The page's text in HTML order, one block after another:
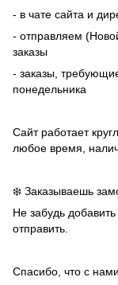
- в чате сайта и
- отправляем
заказы
- заказы,
понедельника
Сайт работает
любое время,
❄️ Заказываешь
Не забудь добавить
отправить.
Спасибо, что с